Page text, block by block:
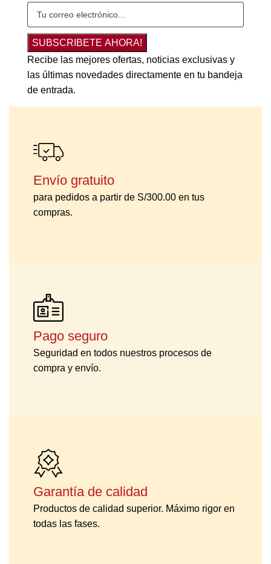
SUBSCRIBETE AHORA!
Recibe las mejores ofertas, noticias exclusivas y
las últimas novedades directamente en tu bandeja
de entrada.
Envío gratuito
para pedidos a partir de S/300.00 en tus
compras.
Pago seguro
Seguridad en todos nuestros procesos de
compra y envío.
Garantía de calidad
Productos de calidad superior. Máximo rigor en
todas las fases.